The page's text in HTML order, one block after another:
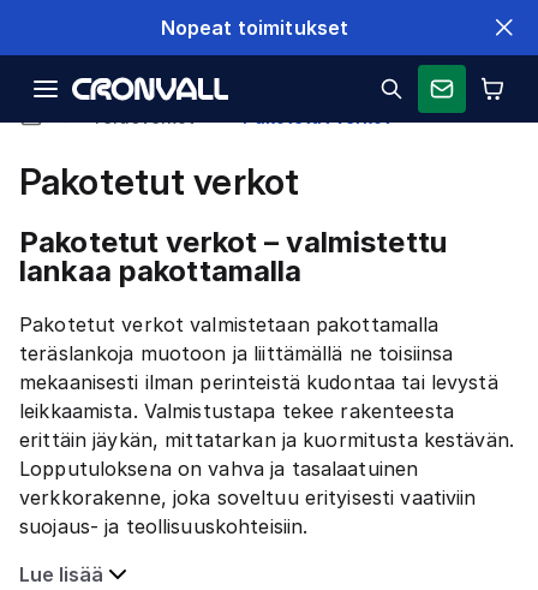
Nopeat toimitukset
Pakotetut verkot
Pakotetut verkot – valmistettu
lankaa pakottamalla
Pakotetut verkot valmistetaan pakottamalla
teräslankoja muotoon ja liittämällä ne toisiinsa
mekaanisesti ilman perinteistä kudontaa tai levystä
leikkaamista. Valmistustapa tekee rakenteesta
erittäin jäykän, mittatarkan ja kuormitusta kestävän.
Lopputuloksena on vahva ja tasalaatuinen
verkkorakenne, joka soveltuu erityisesti vaativiin
suojaus- ja teollisuuskohteisiin.
Lue lisää